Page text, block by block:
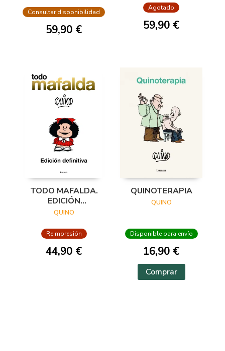
(EDICIÓN ¡FELIZ
ANIVERSARIO, MAF
Consultar disponibilidad
59,90 €
Agotado
59,90 €
TODO MAFALDA.
EDICIÓN
DEFINITIVA
QUINO
Reimpresión
44,90 €
QUINOTERAPIA
QUINO
Disponible para envío
16,90 €
Comprar